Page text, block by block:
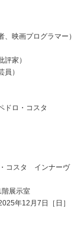
映画プログラマー）
家）
）
ドロ・コスタ
コスタ インナーヴ
展示室
年12月7日［日］